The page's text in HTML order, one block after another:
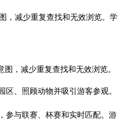
，减少重复查找和无效浏览。学
图，减少重复查找和无效浏览。
区、照顾动物并吸引游客参观。
参与联赛、杯赛和实时匹配。游